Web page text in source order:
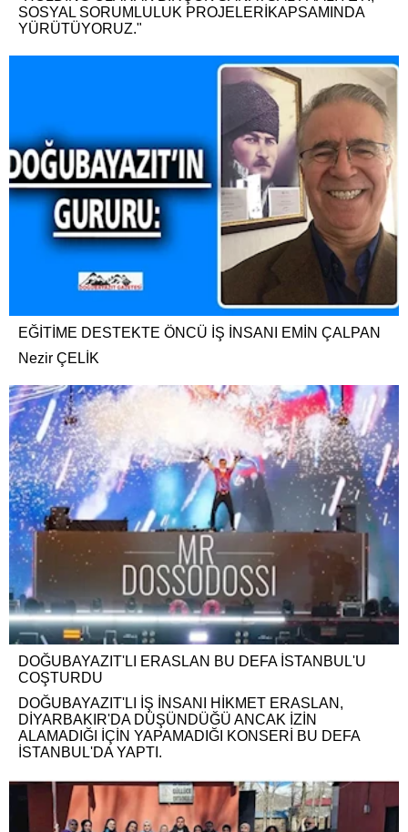
SOSYAL SORUMLULUK PROJELERİKAPSAMINDA
YÜRÜTÜYORUZ."
EĞİTİME DESTEKTE ÖNCÜ İŞ İNSANI EMİN ÇALPAN
Nezir ÇELİK
DOĞUBAYAZIT'LI ERASLAN BU DEFA İSTANBUL'U
COŞTURDU
DOĞUBAYAZIT'LI İŞ İNSANI HİKMET ERASLAN,
DİYARBAKIR'DA DÜŞÜNDÜĞÜ ANCAK İZİN
ALAMADIĞI İÇİN YAPAMADIĞI KONSERİ BU DEFA
İSTANBUL'DA YAPTI.